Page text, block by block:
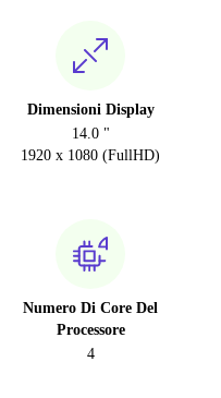
Dimensioni Display
14.0 "
1920 x 1080 (FullHD)
Numero Di Core Del
Processore
4